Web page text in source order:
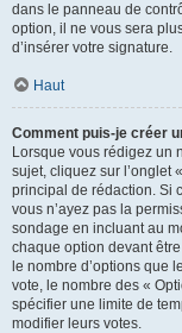
dans le panneau de
option, il ne vous sera
d’insérer votre signature.
Haut
Comment puis-je créer
Lorsque vous rédigez un
sujet, cliquez sur l’onglet
principal de rédaction. Si
vous n’ayez pas la
sondage en incluant au
chaque option devant
le nombre d’options que
vote, le nombre des «
spécifier une limite de
modifier leurs votes.